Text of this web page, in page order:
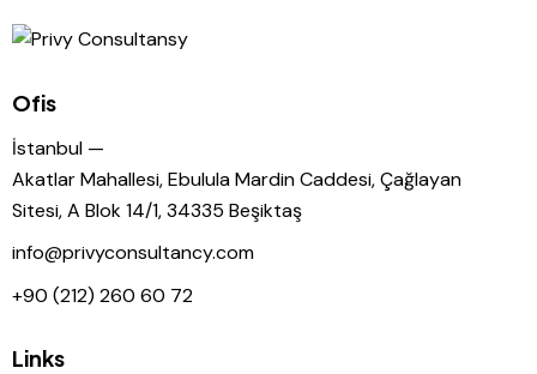
Ofis
İstanbul —
Akatlar Mahallesi, Ebulula Mardin Caddesi, Çağlayan
Sitesi, A Blok 14/1, 34335 Beşiktaş
info@privyconsultancy.com
+90 (212) 260 60 72
Links